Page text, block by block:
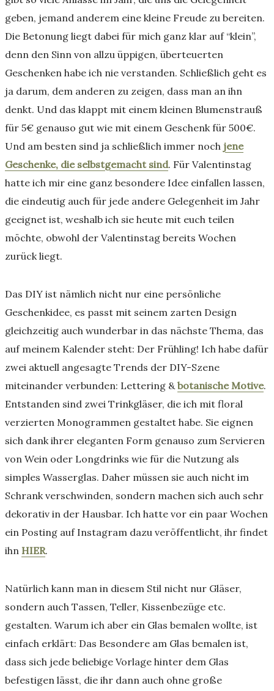
geben, jemand anderem eine kleine Freude zu bereiten.
Die Betonung liegt dabei für mich ganz klar auf “klein”,
denn den Sinn von allzu üppigen, überteuerten
Geschenken habe ich nie verstanden. Schließlich geht es
ja darum, dem anderen zu zeigen, dass man an ihn
denkt. Und das klappt mit einem kleinen Blumenstrauß
für 5€ genauso gut wie mit einem Geschenk für 500€.
Und am besten sind ja schließlich immer noch jene
Geschenke, die selbstgemacht sind. Für Valentinstag
hatte ich mir eine ganz besondere Idee einfallen lassen,
die eindeutig auch für jede andere Gelegenheit im Jahr
geeignet ist, weshalb ich sie heute mit euch teilen
möchte, obwohl der Valentinstag bereits Wochen
zurück liegt.
Das DIY ist nämlich nicht nur eine persönliche
Geschenkidee, es passt mit seinem zarten Design
gleichzeitig auch wunderbar in das nächste Thema, das
auf meinem Kalender steht: Der Frühling! Ich habe dafür
zwei aktuell angesagte Trends der DIY-Szene
miteinander verbunden: Lettering & botanische Motive.
Entstanden sind zwei Trinkgläser, die ich mit floral
verzierten Monogrammen gestaltet habe. Sie eignen
sich dank ihrer eleganten Form genauso zum Servieren
von Wein oder Longdrinks wie für die Nutzung als
simples Wasserglas. Daher müssen sie auch nicht im
Schrank verschwinden, sondern machen sich auch sehr
dekorativ in der Hausbar. Ich hatte vor ein paar Wochen
ein Posting auf Instagram dazu veröffentlicht, ihr findet
ihn HIER.
Natürlich kann man in diesem Stil nicht nur Gläser,
sondern auch Tassen, Teller, Kissenbezüge etc.
gestalten. Warum ich aber ein Glas bemalen wollte, ist
einfach erklärt: Das Besondere am Glas bemalen ist,
dass sich jede beliebige Vorlage hinter dem Glas
befestigen lässt, die ihr dann auch ohne große